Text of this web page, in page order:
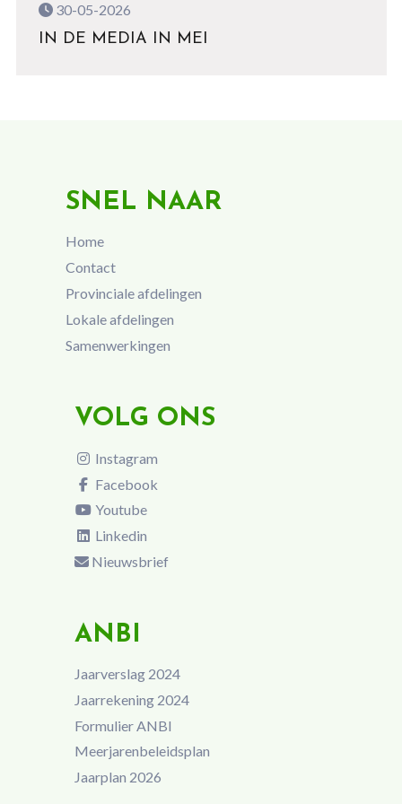
30-05-2026
IN DE MEDIA IN MEI
SNEL NAAR
Home
Contact
Provinciale afdelingen
Lokale afdelingen
Samenwerkingen
VOLG ONS
Instagram
Facebook
Youtube
Linkedin
Nieuwsbrief
ANBI
Jaarverslag 2024
Jaarrekening 2024
Formulier ANBI
Meerjarenbeleidsplan
Jaarplan 2026